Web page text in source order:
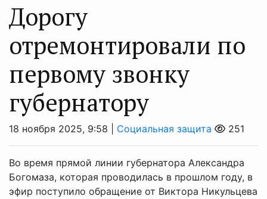
Дорогу
отремонтировали по
первому звонку
губернатору
18 ноября 2025, 9:58 | Социальная защита 251
Во время прямой линии губернатора Александра
Богомаза, которая проводилась в прошлом году, в
эфир поступило обращение от Виктора Никульцева